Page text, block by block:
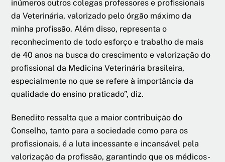
inúmeros outros colegas professores e profissionais
da Veterinária, valorizado pelo órgão máximo da
minha profissão. Além disso, representa o
reconhecimento de todo esforço e trabalho de mais
de 40 anos na busca do crescimento e valorização do
profissional da Medicina Veterinária brasileira,
especialmente no que se refere à importância da
qualidade do ensino praticado”, diz.
Benedito ressalta que a maior contribuição do
Conselho, tanto para a sociedade como para os
profissionais, é a luta incessante e incansável pela
valorização da profissão, garantindo que os médicos-